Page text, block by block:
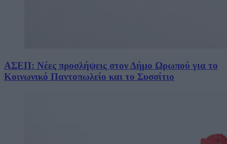
ΑΣΕΠ: Νέες προσλήψεις στον Δήμο Ωρωπού για το
Κοινωνικό Παντοπωλείο και το Συσσίτιο